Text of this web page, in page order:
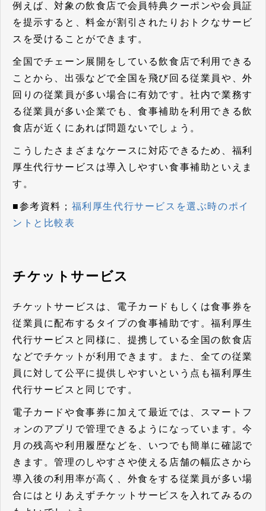
例えば、対象の飲食店で会員特典クーポンや会員証
を提示すると、料金が割引されたりおトクなサービ
スを受けることができます。
全国でチェーン展開をしている飲食店で利用できる
ことから、出張などで全国を飛び回る従業員や、外
回りの従業員が多い場合に有効です。社内で業務す
る従業員が多い企業でも、食事補助を利用できる飲
食店が近くにあれば問題ないでしょう。
こうしたさまざまなケースに対応できるため、福利
厚生代行サービスは導入しやすい食事補助といえま
す。
■参考資料； 福利厚生代行サービスを選ぶ時のポイ
ントと比較表
チケットサービス
チケットサービスは、 電子カードもしくは食事券を
従業員に配布するタイプの食事補助 です。福利厚生
代行サービスと同様に、提携している全国の飲食店
などでチケットが利用できます。また、全ての従業
員に対して公平に提供しやすいという点も福利厚生
代行サービスと同じです。
電子カードや食事券に加えて最近では、スマートフ
ォンのアプリで管理できるようになっています。今
月の残高や利用履歴などを、いつでも簡単に確認で
きます。管理のしやすさや使える店舗の幅広さから
導入後の利用率が高く、外食をする従業員が多い場
合にはとりあえずチケットサービスを入れてみるの